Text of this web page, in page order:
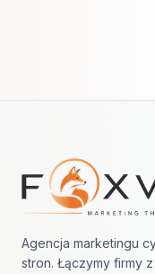
Nawigacja w stopce
Agencja marketingu
stron. Łączymy firmy z